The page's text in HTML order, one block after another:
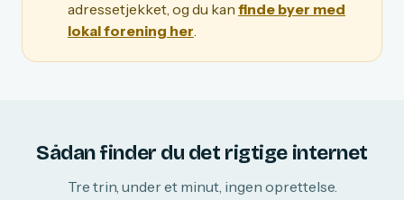
adressetjekket, og du kan finde byer med
lokal forening her.
Sådan finder du det rigtige internet
Tre trin, under et minut, ingen oprettelse.